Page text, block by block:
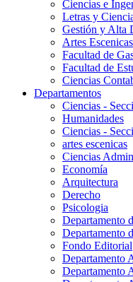
Ciencias e
Letras y
Gestión y Alta
Artes Escenicas
Facultad de
Facultad de
Ciencias
Departamentos
Ciencias -
Humanidades
Ciencias -
artes escenicas
Ciencias
Economía
Arquitectura
Derecho
Psicologia
Departamento
Departamento
Fondo Editorial
Departamento
Departamento